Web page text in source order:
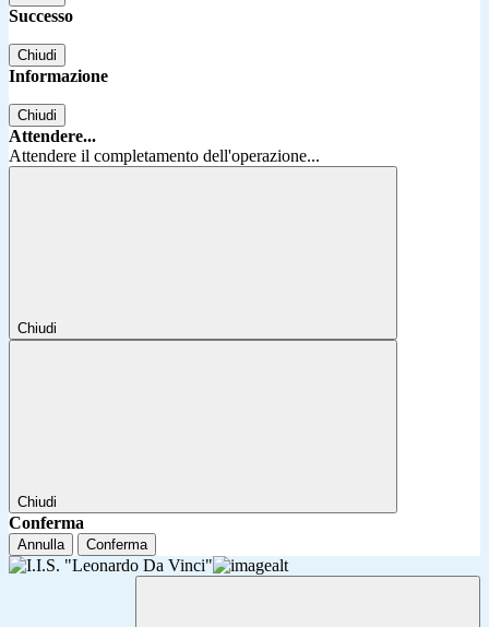
Successo
Chiudi
Informazione
Chiudi
Attendere...
Attendere il completamento dell'operazione...
Chiudi
Chiudi
Conferma
Annulla Conferma